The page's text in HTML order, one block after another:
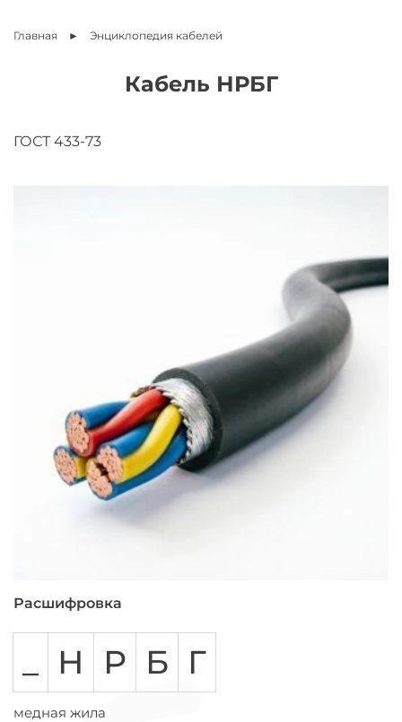
Главная Энциклопедия кабелей
Кабель НРБГ
ГОСТ 433-73
Расшифровка
Н Р Б Г
медная жила